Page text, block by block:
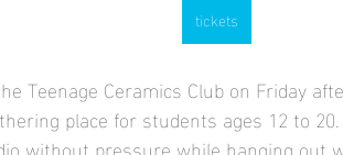
tickets
Teenage Ceramics Club on Friday
place for students ages 12 to 20.